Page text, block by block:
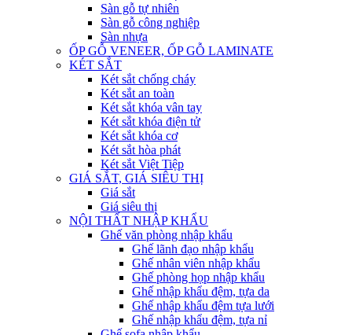
Sàn gỗ tự nhiên
Sàn gỗ công nghiệp
Sàn nhựa
ỐP GỖ VENEER, ỐP GỖ LAMINATE
KÉT SẮT
Két sắt chống cháy
Két sắt an toàn
Két sắt khóa vân tay
Két sắt khóa điện tử
Két sắt khóa cơ
Két sắt hòa phát
Két sắt Việt Tiệp
GIÁ SẮT, GIÁ SIÊU THỊ
Giá sắt
Giá siêu thị
NỘI THẤT NHẬP KHẨU
Ghế văn phòng nhập khẩu
Ghế lãnh đạo nhập khẩu
Ghế nhân viên nhập khẩu
Ghế phòng họp nhập khẩu
Ghế nhập khẩu đệm, tựa da
Ghế nhập khẩu đệm tựa lưới
Ghế nhập khẩu đệm, tựa nỉ